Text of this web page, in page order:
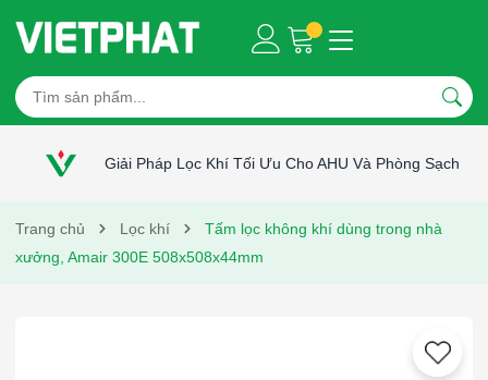
Giải Pháp Lọc Khí Tối Ưu Cho AHU Và Phòng Sạch
Trang chủ Lọc khí
Tấm lọc không khí dùng trong nhà
xưởng, Amair 300E 508x508x44mm